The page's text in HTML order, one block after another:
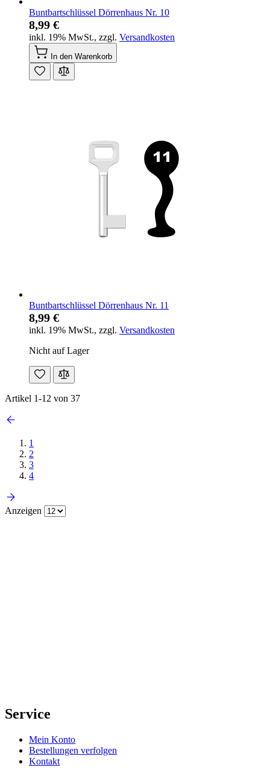
Buntbartschlüssel Dörrenhaus Nr. 10
8,99 €
inkl. 19% MwSt., zzgl. Versandkosten
In den Warenkorb
Buntbartschlüssel Dörrenhaus Nr. 11
8,99 €
inkl. 19% MwSt., zzgl. Versandkosten
Nicht auf Lager
Artikel 1-12 von 37
1
2
3
4
Anzeigen
Service
Mein Konto
Bestellungen verfolgen
Kontakt